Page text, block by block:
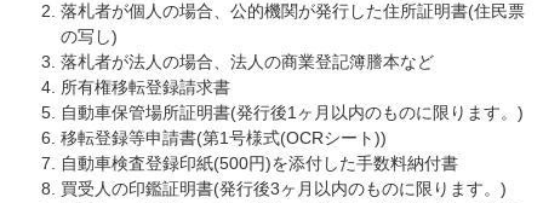
落札者が個人の場合、公的機関が発行した住所証明書(住民票
の写し)
落札者が法人の場合、法人の商業登記簿謄本など
所有権移転登録請求書
自動車保管場所証明書(発行後1ヶ月以内のものに限ります。)
移転登録等申請書(第1号様式(OCRシート))
自動車検査登録印紙(500円)を添付した手数料納付書
買受人の印鑑証明書(発行後3ヶ月以内のものに限ります。)